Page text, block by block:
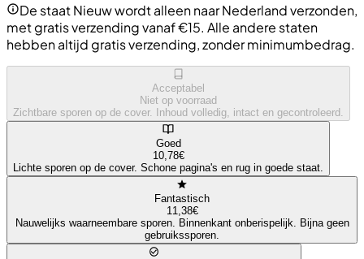
De staat Nieuw wordt alleen naar Nederland verzonden,
met gratis verzending vanaf €15. Alle andere staten
hebben altijd gratis verzending, zonder minimumbedrag.
Acceptabel
Niet op voorraad
Zichtbare sporen op de cover. Inhoud volledig, intact en gecontroleerd.
Goed
10,78€
Lichte sporen op de cover. Schone pagina's en rug in goede staat.
Fantastisch
11,38€
Nauwelijks waarneembare sporen. Binnenkant onberispelijk. Bijna geen
gebruikssporen.